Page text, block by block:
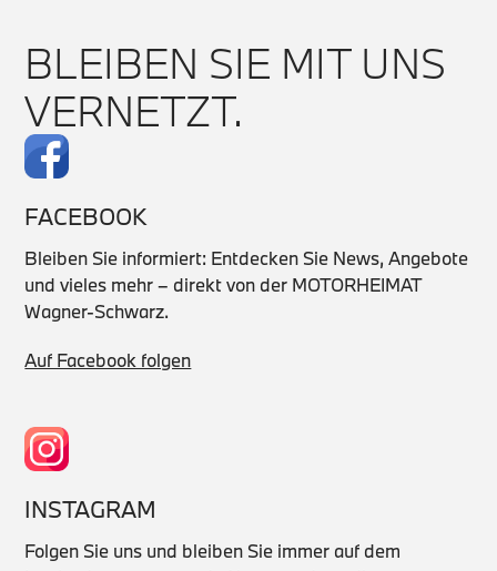
Serviceassistenz
+49 (8621) 9859-0
service-am@motorheimat.de
BLEIBEN SIE MIT UNS
VERNETZT.
FACEBOOK
Bleiben Sie informiert: Entdecken Sie News, Angebote
und vieles mehr – direkt von der MOTORHEIMAT
Wagner-Schwarz.
Auf Facebook folgen
INSTAGRAM
Folgen Sie uns und bleiben Sie immer auf dem